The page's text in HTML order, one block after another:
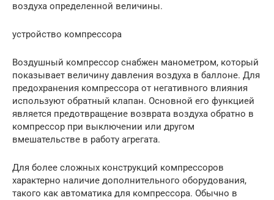
воздуха определенной величины.
устройство компрессора
Воздушный компрессор снабжен манометром, который
показывает величину давления воздуха в баллоне. Для
предохранения компрессора от негативного влияния
используют обратный клапан. Основной его функцией
является предотвращение возврата воздуха обратно в
компрессор при выключении или другом
вмешательстве в работу агрегата.
Для более сложных конструкций компрессоров
характерно наличие дополнительного оборудования,
такого как автоматика для компрессора. Обычно в